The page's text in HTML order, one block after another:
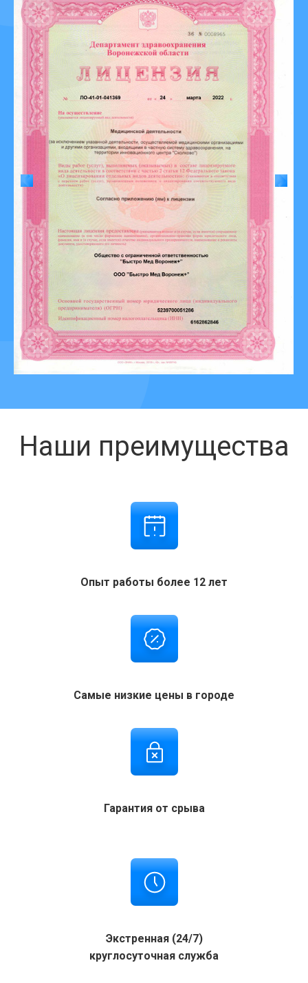
Наши преимущества
Опыт работы более 12 лет
Самые низкие цены в городе
Гарантия от срыва
Экстренная (24/7)
круглосуточная служба